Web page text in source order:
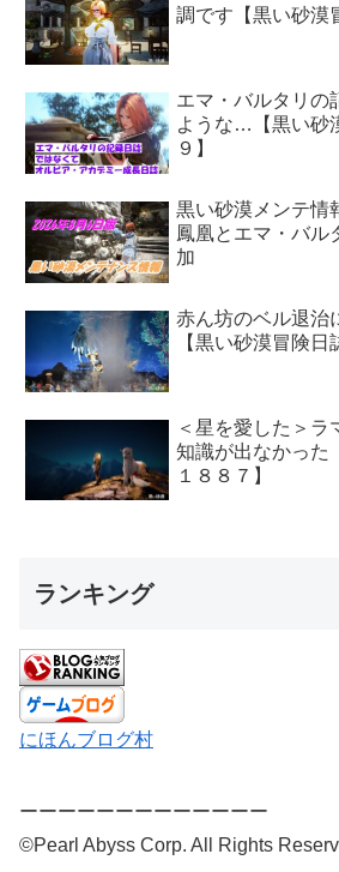
調です【黒い砂漠
エマ・バルタリの
ような…【黒い砂
９】
黒い砂漠メンテ情
鳳凰とエマ・バル
加
赤ん坊のベル退治
【黒い砂漠冒険日
＜星を愛した＞ラ
知識が出なかった
１８８７】
ランキング
にほんブログ村
ーーーーーーーーーーーーー
©Pearl Abyss Corp. All Rights